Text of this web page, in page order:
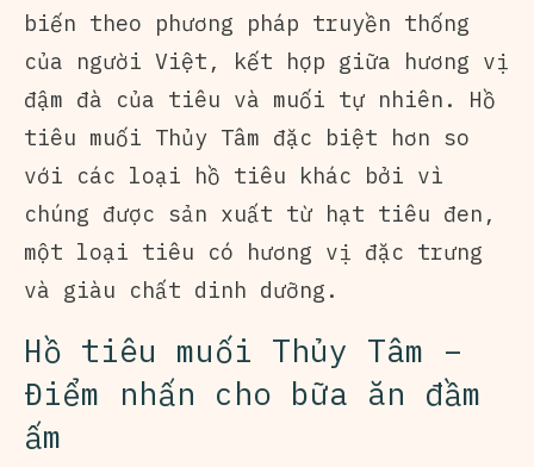
biến theo phương pháp truyền thống
của người Việt, kết hợp giữa hương vị
đậm đà của tiêu và muối tự nhiên. Hồ
tiêu muối Thủy Tâm đặc biệt hơn so
với các loại hồ tiêu khác bởi vì
chúng được sản xuất từ hạt tiêu đen,
một loại tiêu có hương vị đặc trưng
và giàu chất dinh dưỡng.
Hồ tiêu muối Thủy Tâm –
Điểm nhấn cho bữa ăn đầm
ấm